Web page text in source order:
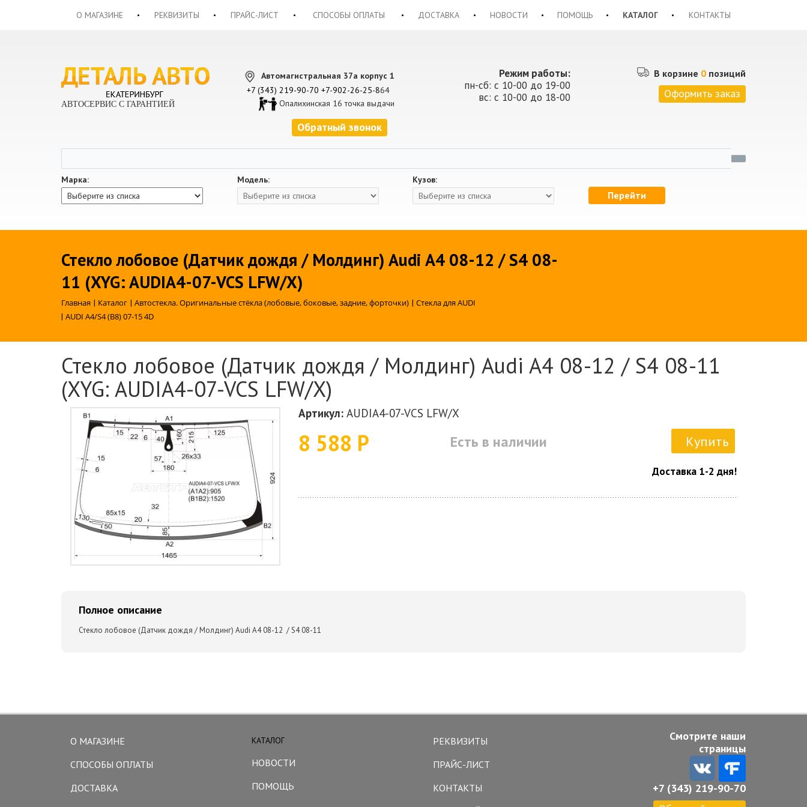
О МАГАЗИНЕ РЕКВИЗИТЫ ПРАЙС-ЛИСТ СПОСОБЫ ОПЛАТЫ ДОСТАВКА НОВОСТИ ПОМОЩЬ КАТАЛОГ КОНТАКТЫ
АВТОСЕРВИС С ГАРАНТИЕЙ
Автомагистральная 37а корпус 1
+7 (343) 219-90-70 +7-902-26-25-864
Опалихинская 16 точка выдачи
Обратный звонок
Режим работы:
пн-сб: с 10-00 до 19-00
вс: с 10-00 до 18-00
В корзине 0 позиций
Оформить заказ
Марка: Модель: Кузов:
Перейти
Стекло лобовое (Датчик дождя / Молдинг) Audi A4 08-12 / S4 08-
11 (XYG: AUDIA4-07-VCS LFW/X)
Главная | Каталог | Автостекла. Оригинальные стёкла (лобовые, боковые, задние, форточки) | Стекла для AUDI
| AUDI A4/S4 (B8) 07-15 4D
Стекло лобовое (Датчик дождя / Молдинг) Audi A4 08-12 / S4 08-11
(XYG: AUDIA4-07-VCS LFW/X)
Артикул: AUDIA4-07-VCS LFW/X
8 588 Р Есть в наличии Купить
Доставка 1-2 дня!
Полное описание
Стекло лобовое (Датчик дождя / Молдинг) Audi A4 08-12 / S4 08-11
О МАГАЗИНЕ
СПОСОБЫ ОПЛАТЫ
ДОСТАВКА
КАТАЛОГ
НОВОСТИ
ПОМОЩЬ
РЕКВИЗИТЫ
ПРАЙС-ЛИСТ
КОНТАКТЫ
Смотрите наши
страницы
+7 (343) 219-90-70